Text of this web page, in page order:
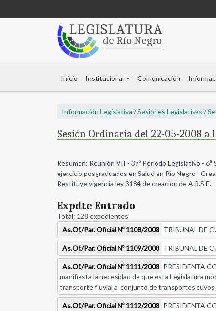
Inicio Institucional Comunicación
Información Legislativa /Sesiones Legislativas /
Sesión Ordinaria del 22-05-2008
Resumen: Reunión VII - 37º Período Legislativo -
ejercicio posgraduados en Salud en Río Negro -
Restituye vigencia ley 3184 de creación de A.R.S.E.
Expdte Entrado
Total: 128 expedientes
As.Of./Par. Oficial Nº 1108/2008 TRIBUNAL DE
As.Of./Par. Oficial Nº 1109/2008 TRIBUNAL DE
As.Of./Par. Oficial Nº 1111/2008 PRESIDENTA
manifiesta la necesidad de que esta Legislatura
transporte fluvial al conjunto de transportes
As.Of./Par. Oficial Nº 1112/2008 PRESIDENTA